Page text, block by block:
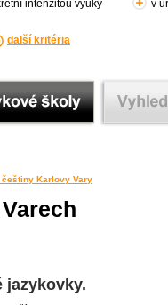
intenzitou výuky v
další kritéria
Karlovy Vary
jazykovky.